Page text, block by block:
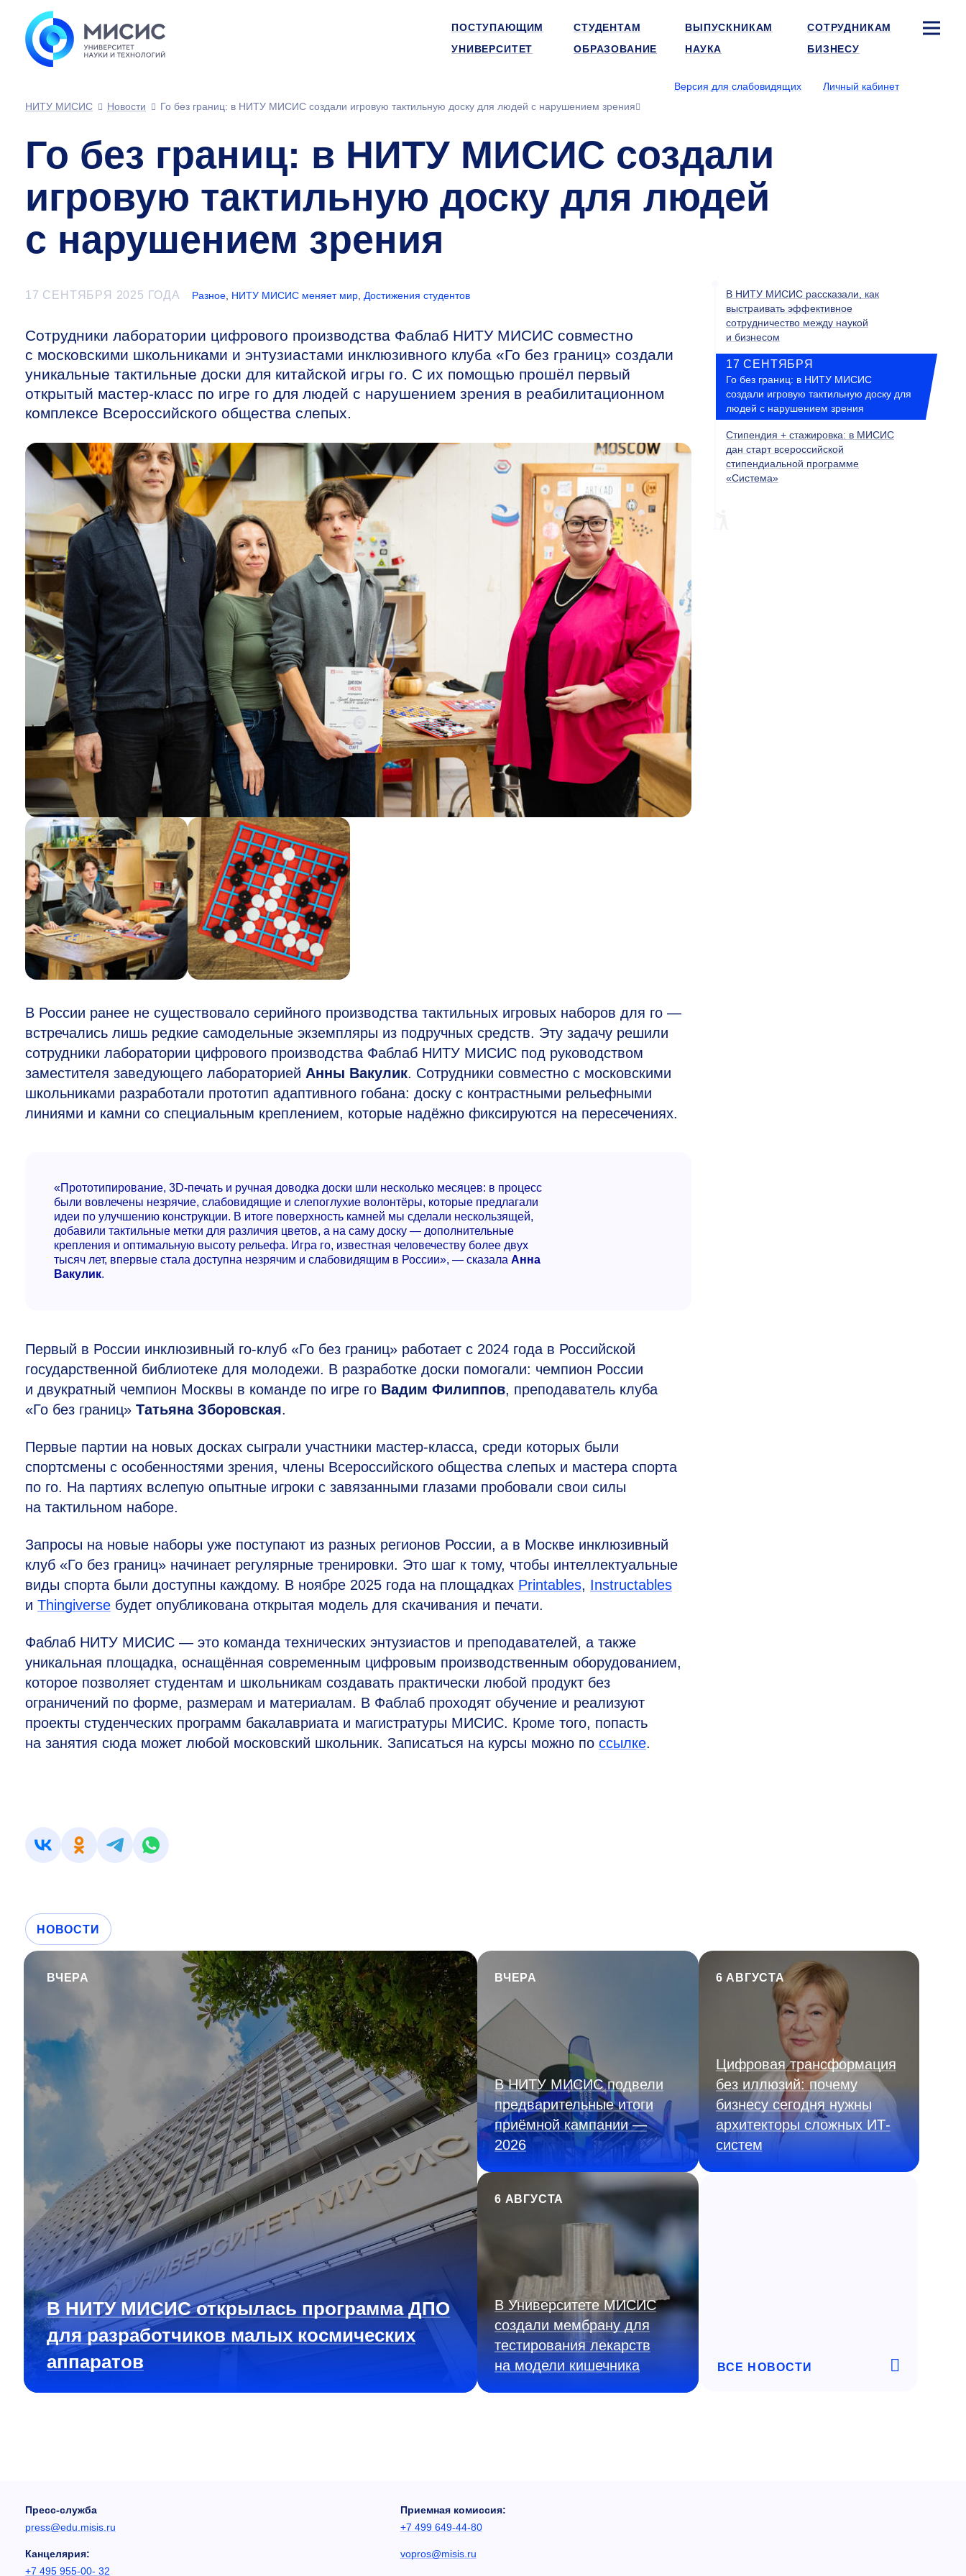
ПОСТУПАЮЩИМ СТУДЕНТАМ ВЫПУСКНИКАМ
СОТРУДНИКАМ
УНИВЕРСИТЕТ
ОБРАЗОВАНИЕ НАУКА БИЗНЕСУ
Версия для слабовидящих
Личный кабинет
НИТУ МИСИС
Новости Го без границ: в НИТУ МИСИС создали игровую тактильную доску для людей с нарушением зрения
Го без границ: в НИТУ МИСИС создали
игровую тактильную доску для людей
с нарушением зрения
17 СЕНТЯБРЯ 2025 ГОДА Разное, НИТУ МИСИС меняет мир, Достижения студентов
Сотрудники лаборатории цифрового производства Фаблаб НИТУ МИСИС совместно
с московскими школьниками и энтузиастами инклюзивного клуба «Го без границ» создали
уникальные тактильные доски для китайской игры го. С их помощью прошёл первый
открытый мастер-класс по игре го для людей с нарушением зрения в реабилитационном
комплексе Всероссийского общества слепых.
В России ранее не существовало серийного производства тактильных игровых наборов для го —
встречались лишь редкие самодельные экземпляры из подручных средств. Эту задачу решили
сотрудники лаборатории цифрового производства Фаблаб НИТУ МИСИС под руководством
заместителя заведующего лабораторией Анны Вакулик. Сотрудники совместно с московскими
школьниками разработали прототип адаптивного гобана: доску с контрастными рельефными
линиями и камни со специальным креплением, которые надёжно фиксируются на пересечениях.
«Прототипирование, 3D-печать и ручная доводка доски шли несколько месяцев: в процесс
были вовлечены незрячие, слабовидящие и слепоглухие волонтёры, которые предлагали
идеи по улучшению конструкции. В итоге поверхность камней мы сделали нескользящей,
добавили тактильные метки для различия цветов, а на саму доску — дополнительные
крепления и оптимальную высоту рельефа. Игра го, известная человечеству более двух
тысяч лет, впервые стала доступна незрячим и слабовидящим в России», — сказала Анна
Вакулик.
Первый в России инклюзивный го-клуб «Го без границ» работает с 2024 года в Российской
государственной библиотеке для молодежи. В разработке доски помогали: чемпион России
и двукратный чемпион Москвы в команде по игре го Вадим Филиппов, преподаватель клуба
«Го без границ» Татьяна Зборовская.
Первые партии на новых досках сыграли участники мастер-класса, среди которых были
спортсмены с особенностями зрения, члены Всероссийского общества слепых и мастера спорта
по го. На партиях вслепую опытные игроки с завязанными глазами пробовали свои силы
на тактильном наборе.
Запросы на новые наборы уже поступают из разных регионов России, а в Москве инклюзивный
клуб «Го без границ» начинает регулярные тренировки. Это шаг к тому, чтобы интеллектуальные
виды спорта были доступны каждому. В ноябре 2025 года на площадках Printables, Instructables
и Thingiverse будет опубликована открытая модель для скачивания и печати.
Фаблаб НИТУ МИСИС — это команда технических энтузиастов и преподавателей, а также
уникальная площадка, оснащённая современным цифровым производственным оборудованием,
которое позволяет студентам и школьникам создавать практически любой продукт без
ограничений по форме, размерам и материалам. В Фаблаб проходят обучение и реализуют
проекты студенческих программ бакалавриата и магистратуры МИСИС. Кроме того, попасть
на занятия сюда может любой московский школьник. Записаться на курсы можно по ссылке.
В НИТУ МИСИС рассказали, как
выстраивать эффективное
сотрудничество между наукой
и бизнесом
17 СЕНТЯБРЯ
Го без границ: в НИТУ МИСИС
создали игровую тактильную доску для
людей с нарушением зрения
Стипендия + стажировка: в МИСИС
дан старт всероссийской
стипендиальной программе
«Система»
НОВОСТИ
ВЧЕРА
В НИТУ МИСИС открылась программа ДПО
для разработчиков малых космических
аппаратов
ВЧЕРА
В НИТУ МИСИС подвели
предварительные итоги
приёмной кампании —
2026
6 АВГУСТА
Цифровая трансформация
без иллюзий: почему
бизнесу сегодня нужны
архитекторы сложных ИТ-
систем
6 АВГУСТА
В Университете МИСИС
создали мембрану для
тестирования лекарств
на модели кишечника
ВСЕ НОВОСТИ
Пресс-служба
press@edu.misis.ru
Канцелярия:
+7 495 955-00- 32
Приемная комиссия:
+7 499 649-44-80
vopros@misis.ru